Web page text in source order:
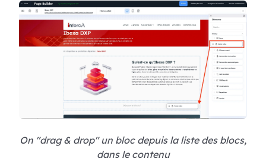
On "drag & drop" un bloc depuis la liste des blocs,
dans le contenu